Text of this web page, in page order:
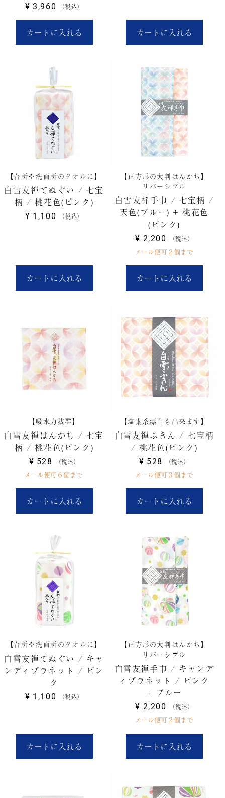
¥ 3,960 税込
カートに入れる カートに入れる
【台所や洗面所のタオルに】
白雪友禅てぬぐい / 七宝
柄 / 桃花色(ピンク)
¥ 1,100 税込
カートに入れる
【正方形の大判はんかち】
リバーシブル
白雪友禅手巾 / 七宝柄 /
天色(ブルー) + 桃花色
(ピンク)
¥ 2,200 税込
メール便可２個まで
カートに入れる
【吸水力抜群】
白雪友禅はんかち / 七宝
柄 / 桃花色(ピンク)
¥ 528 税込
メール便可６個まで
カートに入れる
【塩素系漂白も出来ます】
白雪友禅ふきん / 七宝柄
/ 桃花色(ピンク)
¥ 528 税込
メール便可３個まで
カートに入れる
【台所や洗面所のタオルに】
白雪友禅てぬぐい / キャ
ンディプラネット / ピン
ク
¥ 1,100 税込
カートに入れる
【正方形の大判はんかち】
リバーシブル
白雪友禅手巾 / キャンデ
ィプラネット / ピンク
+ ブルー
¥ 2,200 税込
メール便可２個まで
カートに入れる